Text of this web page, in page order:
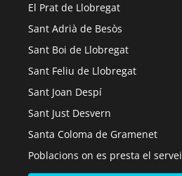
El Prat de Llobregat
Sant Adrià de Besòs
Sant Boi de Llobregat
Sant Feliu de Llobregat
Sant Joan Despí
Sant Just Desvern
Santa Coloma de Gramenet
Poblacions on es presta el servei